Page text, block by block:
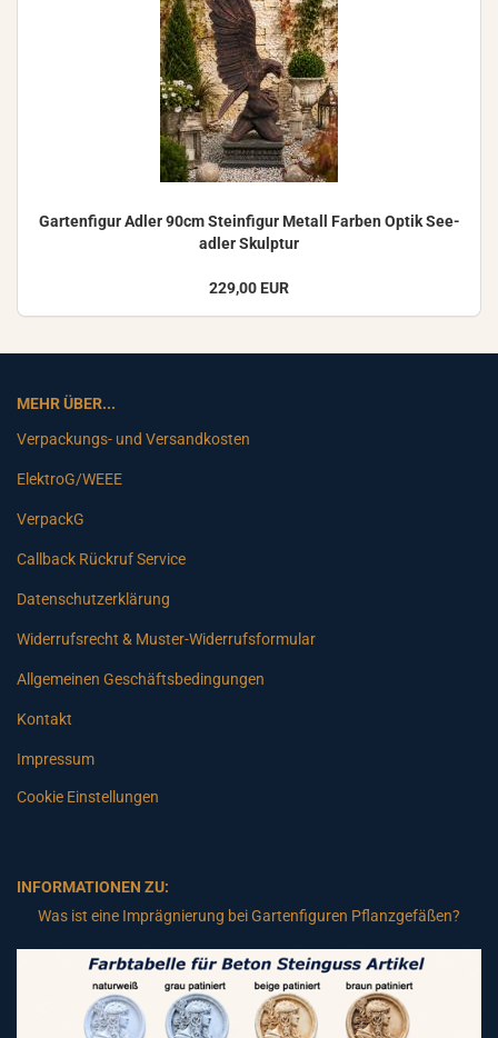
Gar­ten­fi­gur Adler 90cm Stein­fi­gur Me­tall Far­ben Optik See­
ad­ler Skulp­tur
229,00 EUR
MEHR ÜBER...
Verpackungs- und Versandkosten
ElektroG/WEEE
VerpackG
Callback Rückruf Service
Datenschutzerklärung
Widerrufsrecht & Muster-Widerrufsformular
Allgemeinen Geschäftsbedingungen
Kontakt
Impressum
Cookie Einstellungen
INFORMATIONEN ZU:
Was ist eine Imprägnierung bei Gartenfiguren Pflanzgefäßen?